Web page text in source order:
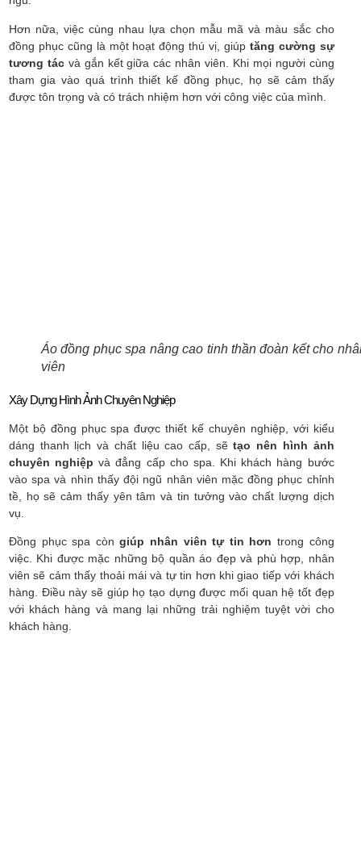
Hơn nữa, việc cùng nhau lựa chọn mẫu mã và màu sắc cho
đồng phục cũng là một hoạt động thú vị, giúp tăng cường sự
tương tácvà gắn kết giữa các nhân viên. Khi mọi người cùng
tham gia vào quá trình thiết kế đồng phục, họ sẽ cảm thấy
được tôn trọng và có trách nhiệm hơn với công việc của mình.
Áo đồng phục spa nâng cao tinh thần đoàn kết cho
viên
Xây Dựng Hình Ảnh Chuyên Nghiệp
Một bộ đồng phục spa được thiết kế chuyên nghiệp, với kiểu
dáng thanh lịch và chất liệu cao cấp, sẽtạo nên hình ảnh
chuyên nghiệp và đẳng cấp cho spa. Khi khách hàng bước
vào spa và nhìn thấy đội ngũ nhân viên mặc đồng phục chỉnh
tề, họ sẽ cảm thấy yên tâm và tin tưởng vào chất lượng dịch
vụ.
Đồng phục spa còngiúp nhân viên tự tin hơn trong công
việc. Khi được mặc những bộ quần áo đẹp và phù hợp, nhân
viên sẽ cảm thấy thoải mái và tự tin hơn khi giao tiếp với khách
hàng. Điều này sẽ giúp họ tạo dựng được mối quan hệ tốt đẹp
với khách hàng và mang lại những trải nghiệm tuyệt vời cho
khách hàng.